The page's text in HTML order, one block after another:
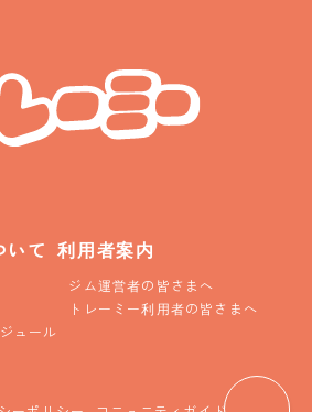
いて
ュール
利用者案内
ジム運営者の皆さまへ
トレーミー利用者の皆さまへ